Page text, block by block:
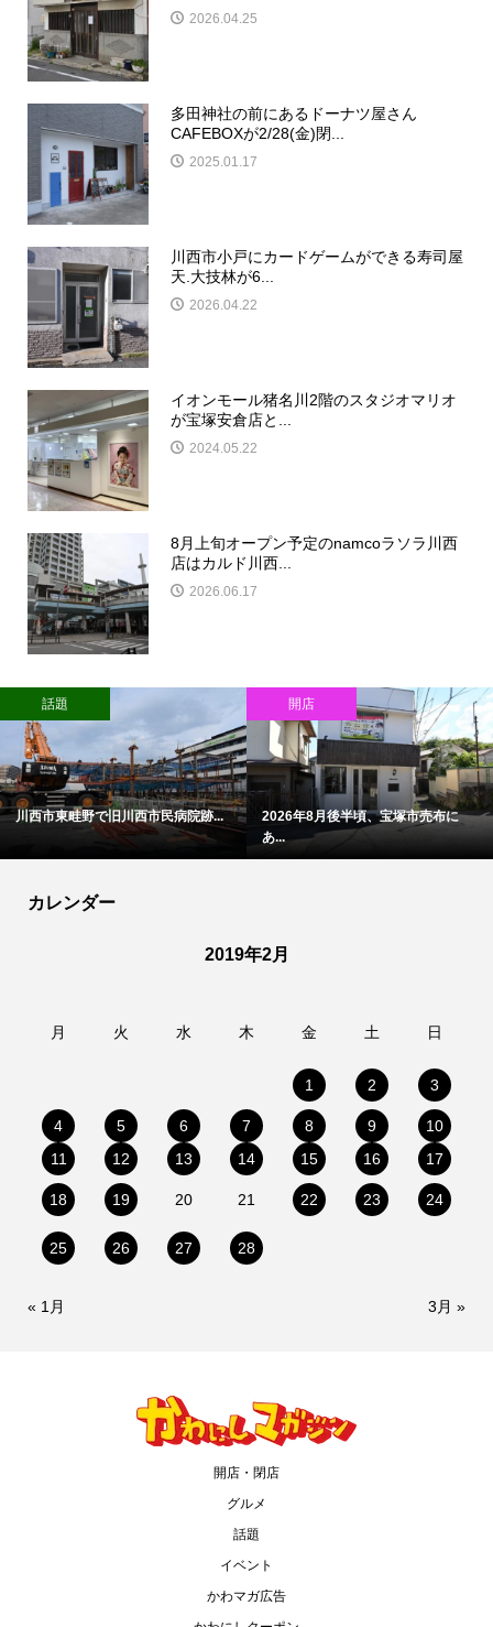
2026.04.25
多田神社の前にあるドーナツ屋さん
CAFEBOXが2/28(金)閉...
2025.01.17
川西市小戸にカードゲームができる寿司屋
天.大技林が6...
2026.04.22
イオンモール猪名川2階のスタジオマリオ
が宝塚安倉店と...
2024.05.22
8月上旬オープン予定のnamcoラソラ川西
店はカルド川西...
2026.06.17
話題
川西市東畦野で旧川西市民病院跡...
開店
2026年8月後半頃、宝塚市売布に
あ...
カレンダー
2019年2月
月 火 水 木 金 土 日
1 2 3
4 5 6 7 8 9
10
11
12 13 14 15 16 17
18 19 20 21 22 23 24
25 26 27 28
« 1月 3月 »
開店・閉店
グルメ
話題
イベント
かわマガ広告